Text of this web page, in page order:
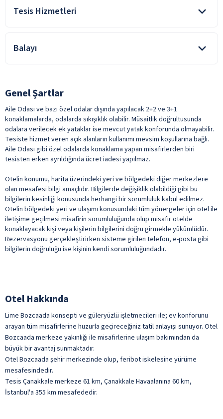
Açık Restoran
Tesis Hizmetleri
Wifi
Balayı
Genel Şartlar
Aile Odası ve bazı özel odalar dışında yapılacak 2+2 ve 3+1
konaklamalarda, odalarda sıkışıklık olabilir. Müsaitlik doğrultusunda
odalara verilecek ek yataklar ise mevcut yatak konforunda olmayabilir.
Tesiste hizmet veren açık alanların kullanımı mevsim koşullarına bağlı.
Aile Odası gibi özel odalarda konaklama yapan misafirlerden biri
tesisten erken ayrıldığında ücret iadesi yapılmaz.
Otelin konumu, harita üzerindeki yeri ve bölgedeki diğer merkezlere
olan mesafesi bilgi amaçlıdır. Bilgilerde değişiklik olabildiği gibi bu
bilgilerin kesinliği konusunda herhangi bir sorumluluk kabul edilmez.
Otelin bölgedeki yeri ve ulaşımı konusundaki tüm yönergeler için otel ile
iletişime geçilmesi misafirin sorumluluğunda olup misafir otelde
konaklayacak kişi veya kişilerin bilgilerini doğru girmekle yükümlüdür.
Rezervasyonu gerçekleştirirken sisteme girilen telefon, e-posta gibi
bilgilerin doğruluğu ise kişinin kendi sorumluluğundadır.
Otel Hakkında
Lime Bozcaada konsepti ve güleryüzlü işletmecileri ile; ev konforunu
arayan tüm misafirlerine huzurla geçireceğiniz tatil anlayışı sunuyor. Otel
Bozcaada merkeze yakınlığı ile misafirlerine ulaşım bakımından da
büyük bir avantaj sunmaktadır.
Otel Bozcaada şehir merkezinde olup, feribot iskelesine yürüme
mesafesindedir.
Tesis Çanakkale merkeze 61 km, Çanakkale Havaalanına 60 km,
İstanbul'a 355 km mesafededir.